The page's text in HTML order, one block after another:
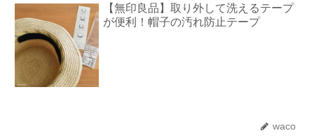
【無印良品】取り外して洗えるテープ
が便利！帽子の汚れ防止テープ
waco